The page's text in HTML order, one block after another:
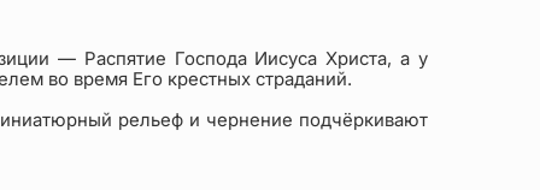
— Распятие Господа Иисуса Христа, а у
во время Его крестных страданий.
рельеф и чернение подчёркивают